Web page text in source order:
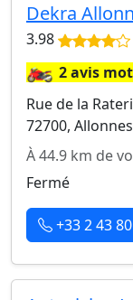
Dekra
3.98
🏍️2 avis
Rue de la
72700, Allonnes
À 44.9 km de
Fermé
+33 2 43